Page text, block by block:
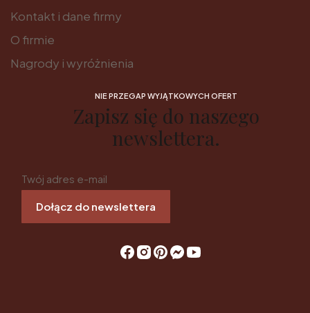
Kontakt i dane firmy
O firmie
Nagrody i wyróżnienia
NIE PRZEGAP WYJĄTKOWYCH OFERT
Zapisz się do naszego
newslettera.
Twój adres e-mail
Dołącz do newslettera